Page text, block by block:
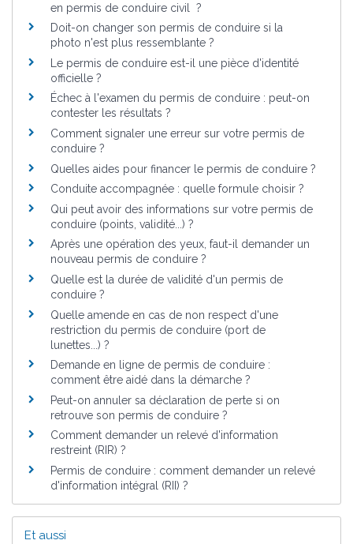
en permis de conduire civil ?
Doit-on changer son permis de conduire si la
photo n'est plus ressemblante ?
Le permis de conduire est-il une pièce d'identité
officielle ?
Échec à l'examen du permis de conduire : peut-on
contester les résultats ?
Comment signaler une erreur sur votre permis de
conduire ?
Quelles aides pour financer le permis de conduire ?
Conduite accompagnée : quelle formule choisir ?
Qui peut avoir des informations sur votre permis de
conduire (points, validité...) ?
Après une opération des yeux, faut-il demander un
nouveau permis de conduire ?
Quelle est la durée de validité d'un permis de
conduire ?
Quelle amende en cas de non respect d'une
restriction du permis de conduire (port de
lunettes...) ?
Demande en ligne de permis de conduire :
comment être aidé dans la démarche ?
Peut-on annuler sa déclaration de perte si on
retrouve son permis de conduire ?
Comment demander un relevé d'information
restreint (RIR) ?
Permis de conduire : comment demander un relevé
d'information intégral (RII) ?
Et aussi